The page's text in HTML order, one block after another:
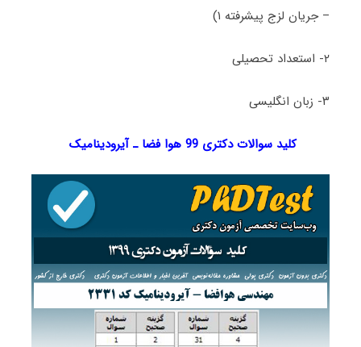
– جریان لزج پیشرفته ۱)
۲- استعداد تحصیلی
۳- زبان انگلیسی
کلید سوالات دکتری 99 هوا فضا ـ آیرودینامیک